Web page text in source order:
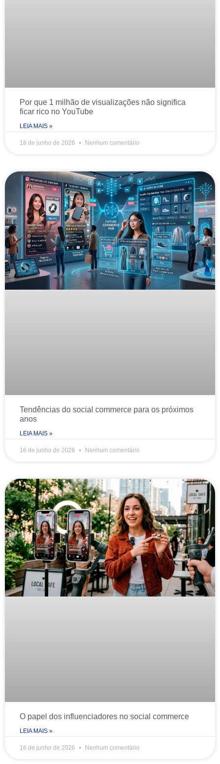
Por que 1 milhão de visualizações não significa
ficar rico no YouTube
LEIA MAIS »
18 de junho de 2026 Nenhum comentário
Tendências do social commerce para os próximos
anos
LEIA MAIS »
16 de junho de 2026 Nenhum comentário
O papel dos influenciadores no social commerce
LEIA MAIS »
16 de junho de 2026 Nenhum comentário